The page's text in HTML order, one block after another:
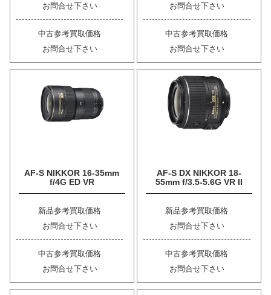
お問合せ下さい
中古参考買取価格
お問合せ下さい
お問合せ下さい
中古参考買取価格
お問合せ下さい
AF-S NIKKOR 16-35mm
f/4G ED VR
新品参考買取価格
お問合せ下さい
中古参考買取価格
お問合せ下さい
AF-S DX NIKKOR 18-
55mm f/3.5-5.6G VR II
新品参考買取価格
お問合せ下さい
中古参考買取価格
お問合せ下さい